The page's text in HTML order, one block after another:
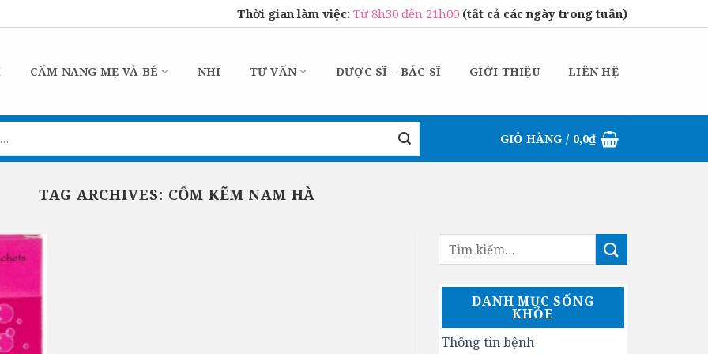
Thời gian làm việc: Từ 8h30 đến 21h00 (tất cả các ngày trong tuần)
CẨM NANG MẸ VÀ BÉ NHI TƯ VẤN DƯỢC SĨ – BÁC SĨ GIỚI THIỆU LIÊN HỆ
GIỎ HÀNG / 0,0₫
TAG ARCHIVES: CỐM KẼM NAM HÀ
DANH MỤC SỐNG
KHỎE
Thông tin bệnh